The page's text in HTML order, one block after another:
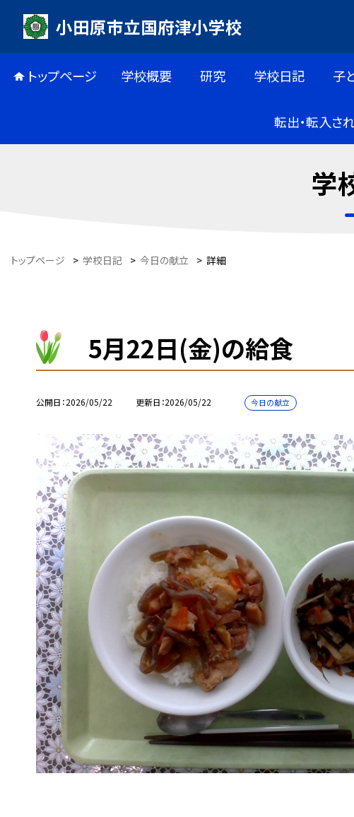
小田原市立国府津小学校
トップページ 学校概要 研究 学校日記 子
転出・転入さ
学
トップページ > 学校日記 > 今日の献立 > 詳細
5月22日(金)の給食
公開日 2026/05/22 更新日 2026/05/22 今日の献立